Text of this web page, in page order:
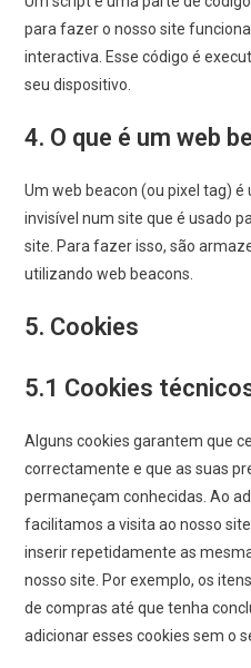
para fazer o nosso site
interactiva. Esse código é
seu dispositivo.
4. O que é um web
Um web beacon (ou pixel tag)
invisível num site que é usado
site. Para fazer isso, são
utilizando web beacons.
5. Cookies
5.1 Cookies
Alguns cookies garantem que
correctamente e que as suas
permaneçam conhecidas. Ao
facilitamos a visita ao nosso
inserir repetidamente as
nosso site. Por exemplo, os
de compras até que tenha
adicionar esses cookies sem o